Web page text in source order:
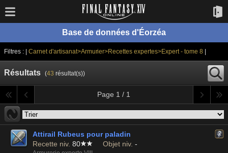
Base de données d'Éorzéa
Filtres : | Carnet d'artisanat>Armurier>Recettes expertes>Expert - tome 8
Résultats (43 résultat(s))
Page 1 / 1
Attirail Rubeus pour paladin
Recette niv. 80 Objet niv. -